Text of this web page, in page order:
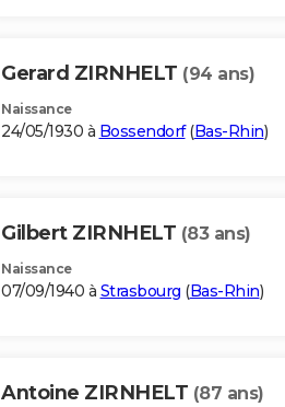
Gerard ZIRNHELT (94 ans)
Naissance
24/05/1930 à Bossendorf(Bas-Rhin)
Gilbert ZIRNHELT (83 ans)
Naissance
07/09/1940 à Strasbourg (Bas-Rhin)
Antoine ZIRNHELT (87 ans)